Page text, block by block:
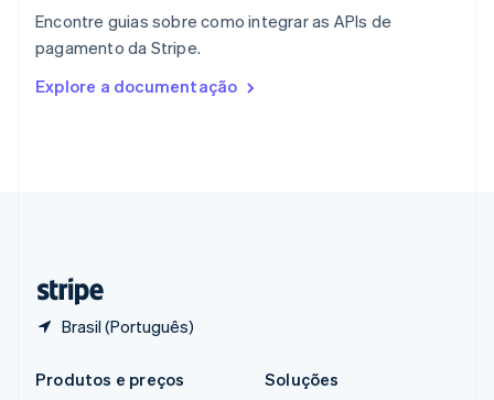
Encontre guias sobre como integrar as APIs de
pagamento da Stripe.
Explore a documentação
Brasil (Português)
República Tcheca
English
English
Produtos e preços
Soluções